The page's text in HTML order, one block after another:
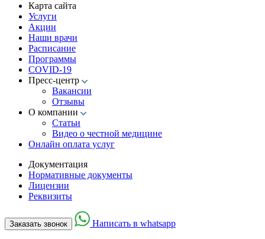
Карта сайта
Услуги
Акции
Наши врачи
Расписание
Программы
COVID-19
Пресс-центр
Вакансии
Отзывы
О компании
Статьи
Видео о честной медицине
Онлайн оплата услуг
Документация
Нормативные документы
Лицензии
Реквизиты
Заказать звонок Написать в whatsapp